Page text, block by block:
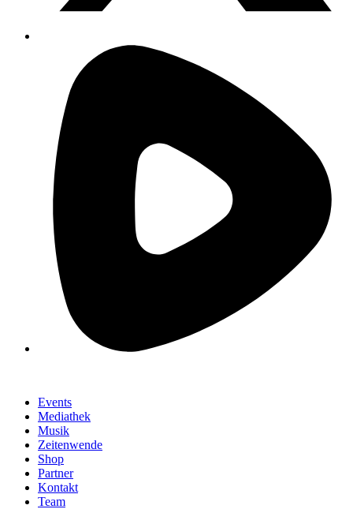
Events
Mediathek
Musik
Zeitenwende
Shop
Partner
Kontakt
Team